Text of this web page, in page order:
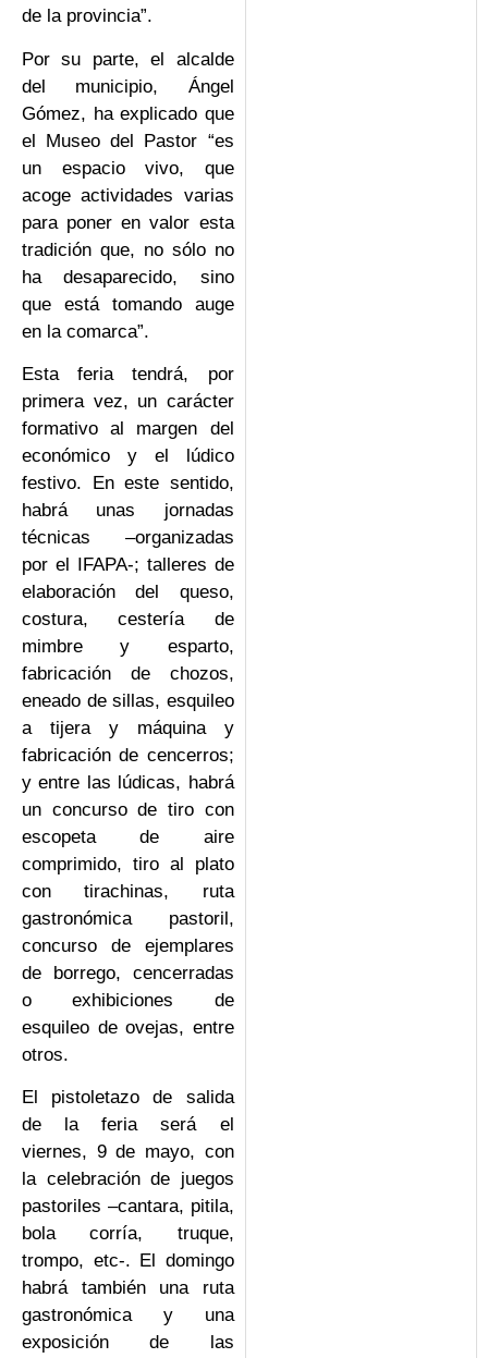
de la provincia”.
Por su parte, el alcalde
del municipio, Ángel
Gómez, ha explicado que
el Museo del Pastor “es
un espacio vivo, que
acoge actividades varias
para poner en valor esta
tradición que, no sólo no
ha desaparecido, sino
que está tomando auge
en la comarca”.
Esta feria tendrá, por
primera vez, un carácter
formativo al margen del
económico y el lúdico
festivo. En este sentido,
habrá unas jornadas
técnicas –organizadas
por el IFAPA-; talleres de
elaboración del queso,
costura, cestería de
mimbre y esparto,
fabricación de chozos,
eneado de sillas, esquileo
a tijera y máquina y
fabricación de cencerros;
y entre las lúdicas, habrá
un concurso de tiro con
escopeta de aire
comprimido, tiro al plato
con tirachinas, ruta
gastronómica pastoril,
concurso de ejemplares
de borrego, cencerradas
o exhibiciones de
esquileo de ovejas, entre
otros.
El pistoletazo de salida
de la feria será el
viernes, 9 de mayo, con
la celebración de juegos
pastoriles –cantara, pitila,
bola corría, truque,
trompo, etc-. El domingo
habrá también una ruta
gastronómica y una
exposición de las